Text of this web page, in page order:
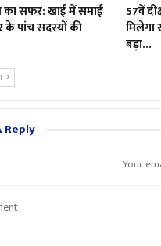
का सफर: खाई में समाई
के पांच सदस्यों की
57वें
मिलेगा
बड़ा…
Reply
Your